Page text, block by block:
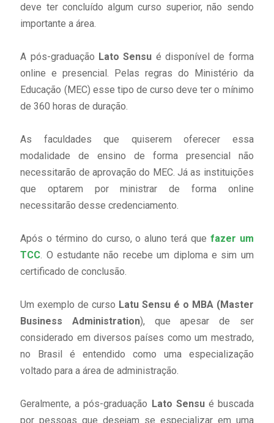
deve ter concluído algum curso superior, não sendo
importante a área.
A pós-graduação Lato Sensu é disponível de forma
online e presencial. Pelas regras do Ministério da
Educação (MEC) esse tipo de curso deve ter o mínimo
de 360 horas de duração.
As faculdades que quiserem oferecer essa
modalidade de ensino de forma presencial não
necessitarão de aprovação do MEC. Já as instituições
que optarem por ministrar de forma online
necessitarão desse credenciamento.
Após o término do curso, o aluno terá que fazer um
TCC. O estudante não recebe um diploma e sim um
certificado de conclusão.
Um exemplo de curso Latu Sensu é o MBA (Master
Business Administration), que apesar de ser
considerado em diversos países como um mestrado,
no Brasil é entendido como uma especialização
voltado para a área de administração.
Geralmente, a pós-graduação Lato Sensué buscada
por pessoas que desejam se especializar em uma